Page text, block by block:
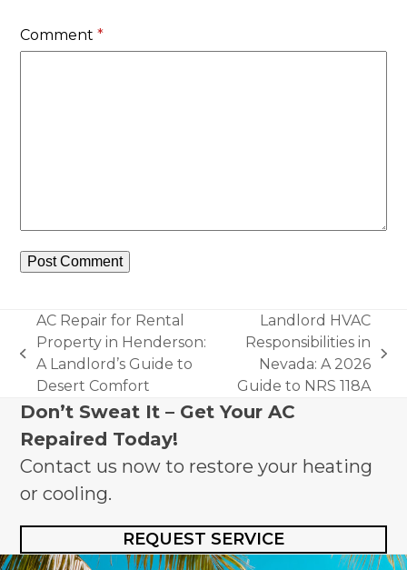
Comment*
previous
post:
AC Repair for Rental
Property in Henderson:
A Landlord’s Guide to
Desert Comfort
next
post:
Landlord HVAC
Responsibilities in
Nevada: A 2026
Guide to NRS 118A
Don’t Sweat It – Get Your AC
Repaired Today!
Contact us now to restore your heating
or cooling.
REQUEST SERVICE